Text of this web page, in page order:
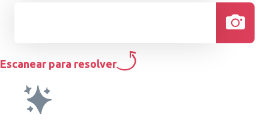
Escanear para resolver